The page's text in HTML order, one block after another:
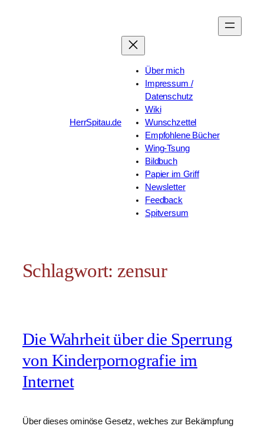
HerrSpitau.de
Über mich
Impressum /
Datenschutz
Wiki
Wunschzettel
Empfohlene Bücher
Wing-Tsung
Bildbuch
Papier im Griff
Newsletter
Feedback
Spitversum
Schlagwort: zensur
Die Wahrheit über die Sperrung
von Kinderpornografie im
Internet
Über dieses ominöse Gesetz, welches zur Bekämpfung